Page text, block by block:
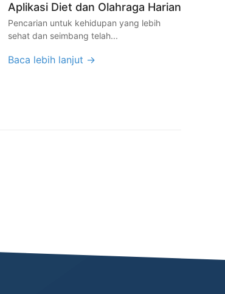
Aplikasi Diet dan Olahraga Harian
Pencarian untuk kehidupan yang lebih
sehat dan seimbang telah...
Baca lebih lanjut →